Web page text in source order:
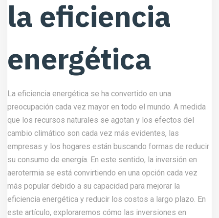
la eficiencia
energética
La eficiencia energética se ha convertido en una
preocupación cada vez mayor en todo el mundo. A medida
que los recursos naturales se agotan y los efectos del
cambio climático son cada vez más evidentes, las
empresas y los hogares están buscando formas de reducir
su consumo de energía. En este sentido, la inversión en
aerotermia se está convirtiendo en una opción cada vez
más popular debido a su capacidad para mejorar la
eficiencia energética y reducir los costos a largo plazo. En
este artículo, exploraremos cómo las inversiones en